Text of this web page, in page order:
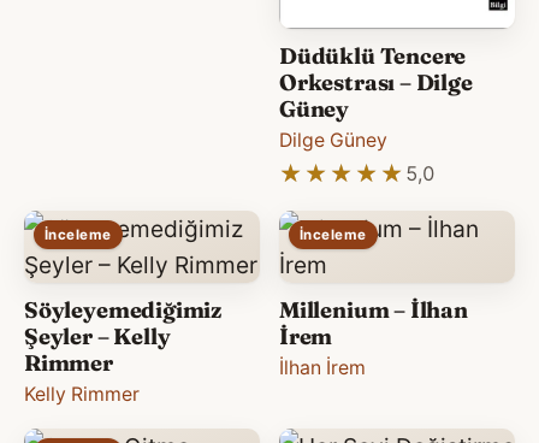
Düdüklü Tencere
Orkestrası – Dilge
Güney
Dilge Güney
★★★★★
★★★★★ 5,0
İnceleme
Söyleyemediğimiz
Şeyler – Kelly
Rimmer
Kelly Rimmer
İnceleme
Millenium – İlhan
İrem
İlhan İrem